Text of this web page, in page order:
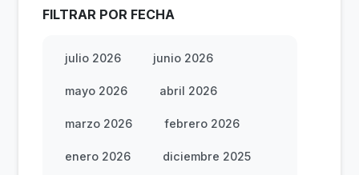
FILTRAR POR FECHA
julio 2026 junio 2026
mayo 2026 abril 2026
marzo 2026 febrero 2026
enero 2026 diciembre 2025